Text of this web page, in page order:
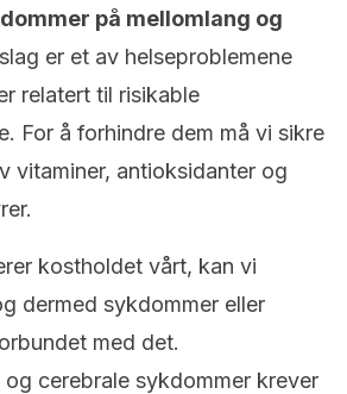
på mellomlang og
er et av helseproblemene
relatert til risikable
For å forhindre dem må vi sikre
vitaminer, antioksidanter og
kostholdet vårt, kan vi
dermed sykdommer eller
med det.
cerebrale sykdommer krever